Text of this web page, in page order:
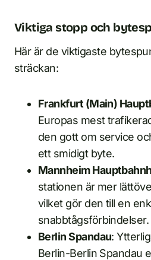
Viktiga stopp och
Här är de viktigaste
sträckan:
Frankfurt (Main)
Europas mest
den gott om service
ett smidigt byte.
Mannheim
stationen är mer
vilket gör den till en
snabbtågsförbindelser.
Berlin Spandau:
Berlin-Berlin Spandau